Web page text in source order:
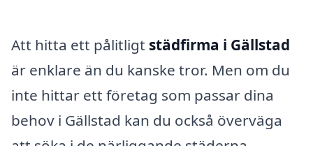
Att hitta ett pålitligt städfirma i Gällstad
är enklare än du kanske tror. Men om du
inte hittar ett företag som passar dina
behov i Gällstad kan du också överväga